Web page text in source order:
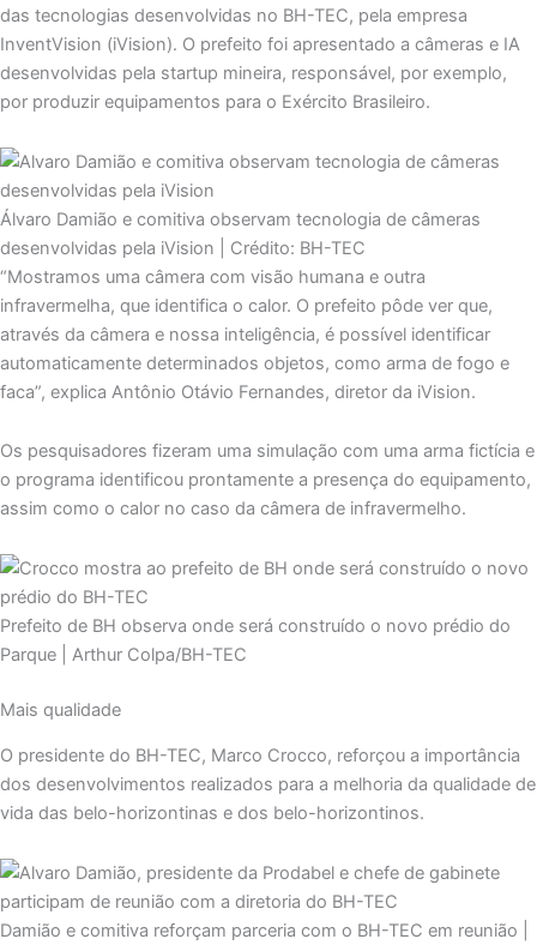
das tecnologias desenvolvidas no BH-TEC, pela empresa
InventVision (iVision). O prefeito foi apresentado a câmeras e IA
desenvolvidas pela startup mineira, responsável, por exemplo,
por produzir equipamentos para o Exército Brasileiro.
Álvaro Damião e comitiva observam tecnologia de câmeras
desenvolvidas pela iVision | Crédito: BH-TEC
“Mostramos uma câmera com visão humana e outra
infravermelha, que identifica o calor. O prefeito pôde ver que,
através da câmera e nossa inteligência, é possível identificar
automaticamente determinados objetos, como arma de fogo e
faca”, explica Antônio Otávio Fernandes, diretor da iVision.
Os pesquisadores fizeram uma simulação com uma arma fictícia e
o programa identificou prontamente a presença do equipamento,
assim como o calor no caso da câmera de infravermelho.
Prefeito de BH observa onde será construído o novo prédio do
Parque | Arthur Colpa/BH-TEC
Mais qualidade
O presidente do BH-TEC, Marco Crocco, reforçou a importância
dos desenvolvimentos realizados para a melhoria da qualidade de
vida das belo-horizontinas e dos belo-horizontinos.
Damião e comitiva reforçam parceria com o BH-TEC em reunião |